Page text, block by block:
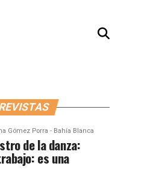
Gómez Porra - Bahía Blanca
de la danza:
es una